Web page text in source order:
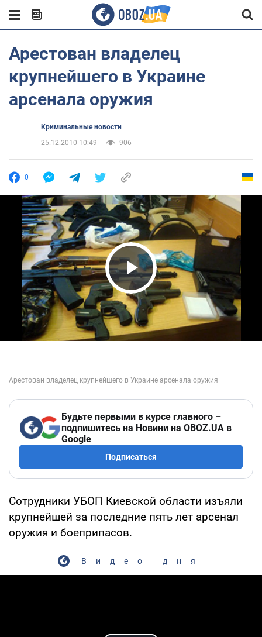
Арестован владелец
крупнейшего в Украине
арсенала оружия
Криминальные новости
25.12.2010 10:49
906
0
Play Video
Будьте первыми в курсе главного –
подпишитесь на Новини на OBOZ.UA в
Google
Подписаться
Сотрудники УБОП Киевской области изъяли
крупнейшей за последние пять лет арсенал
оружия и боеприпасов.
Видео дня